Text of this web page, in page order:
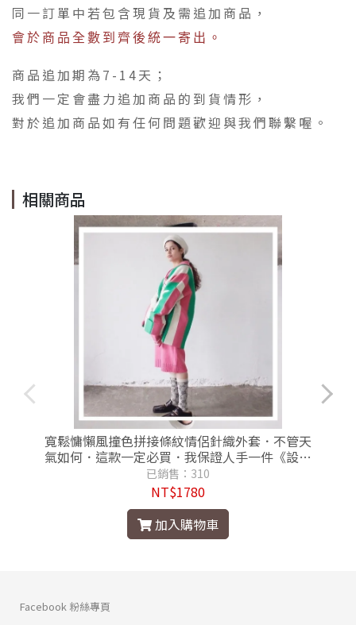
同一訂單中若包含現貨及需追加商品，
會於商品全數到齊後統一寄出。
商品追加期為7-14天；
我們一定會盡力追加商品的到貨情形，
對於追加商品如有任何問題歡迎與我們聯繫喔。
相關商品
寬鬆慵懶風撞色拼接條紋情侶針織外套．不管天
氣如何．這款一定必買．我保證人手一件《設計
師款100%保證品質佳》
已銷售：310
NT$1780
加入購物車
Facebook 粉絲專頁